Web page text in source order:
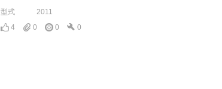
型式
2011
4
0 0 0